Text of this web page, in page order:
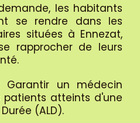
les habitants
se rendre dans les
situées à Ennezat,
rapprocher de leurs
Garantir un médecin
patients atteints d'une
(ALD).